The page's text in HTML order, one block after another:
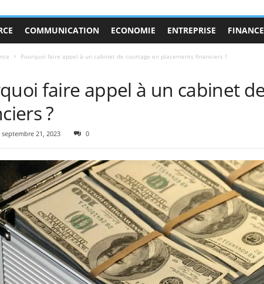
COMMUNICATION ECONOMIE ENTREPRISE FINANCE
Pourquoi faire appel à un cabinet de courtage en placements financiers ?
faire appel à un cabinet
?
septembre 21, 2023 0